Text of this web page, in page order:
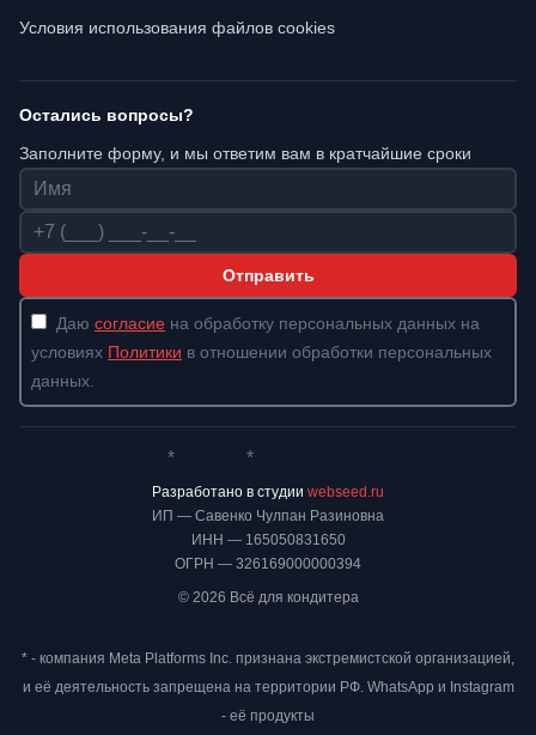
Условия использования файлов cookies
Остались вопросы?
Заполните форму, и мы ответим вам в кратчайшие сроки
Имя
Телефон
Отправить
Даю согласие на обработку персональных данных на
условиях Политики в отношении обработки персональных
данных.
ИП — Савенко Чулпан Разиновна
ИНН — 165050831650
ОГРН — 326169000000394
© 2026 Всё для кондитера
* *
Разработано в студии webseed.ru
* - компания Meta Platforms Inc. признана экстремистской организацией,
и её деятельность запрещена на территории РФ. WhatsApp и Instagram
- её продукты